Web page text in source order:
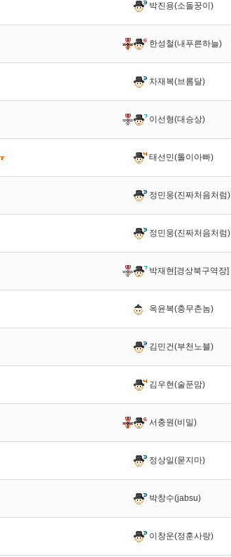
박진용(소돌꿍이)
한성철(내푸른하늘)
차재복(브롬달)
이선형(대승상)
태선민(톨이아빠)
정민웅(진짜처음처럼)
정민웅(진짜처음처럼)
박재현[경상북구역장]
옥윤복(충무촌놈)
김민건(부천노블)
김우현(술푼맘)
서충원(비밀)
정상일(묻지마)
박창수(jabsu)
이창운(정훈사랑)